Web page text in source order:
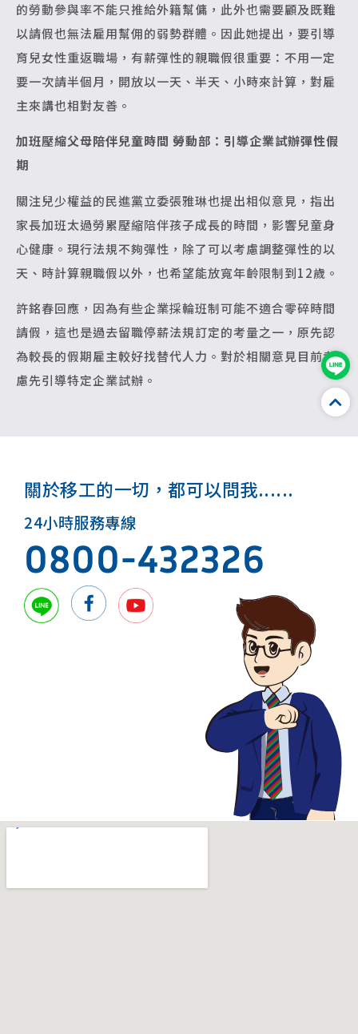
的勞動參與率不能只推給外籍幫傭，此外也需要顧及既難
以請假也無法雇用幫佣的弱勢群體。因此她提出，要引導
育兒女性重返職場，有薪彈性的親職假很重要：不用一定
要一次請半個月，開放以一天、半天、小時來計算，對雇
主來講也相對友善。
加班壓縮父母陪伴兒童時間 勞動部：引導企業試辦彈性假
期
關注兒少權益的民進黨立委張雅琳也提出相似意見，指出
家長加班太過勞累壓縮陪伴孩子成長的時間，影響兒童身
心健康。現行法規不夠彈性，除了可以考慮調整彈性的以
天、時計算親職假以外，也希望能放寬年齡限制到12歲。
許銘春回應，因為有些企業採輪班制可能不適合零碎時間
請假，這也是過去留職停薪法規訂定的考量之一，原先認
為較長的假期雇主較好找替代人力。對於相關意見目前考
慮先引導特定企業試辦。
關於移工的一切，都可以問我......
24小時服務專線
0800-432326